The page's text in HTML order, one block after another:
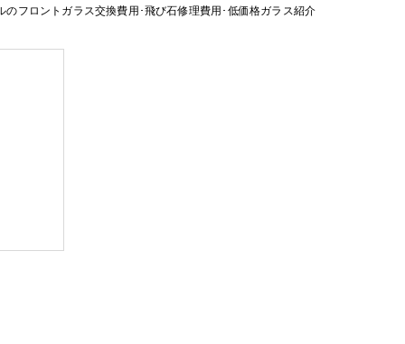
のフロントガラス交換費用･飛び石修理費用･低価格ガラス紹介